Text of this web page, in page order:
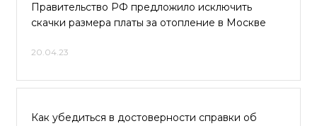
Правительство РФ предложило исключить
скачки размера платы за отопление в Москве
20.04.23
Как убедиться в достоверности справки об